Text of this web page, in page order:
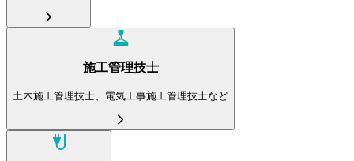
施工管理技士
土木施工管理技士、電気工事施工管理技士など